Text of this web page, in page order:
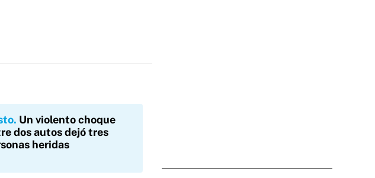
Un violento choque
dos autos dejó tres
heridas